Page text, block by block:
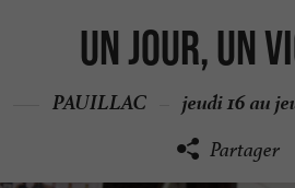
Un jour, un
PAUILLAC jeudi 16 au
Partager